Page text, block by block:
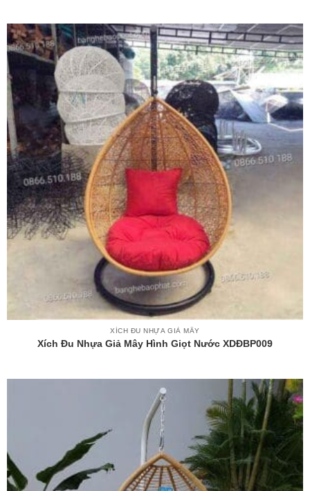
XÍCH ĐU NHỰA GIẢ MÂY
Xích Đu Nhựa Giả Mây Hình Giọt Nước XDĐBP009